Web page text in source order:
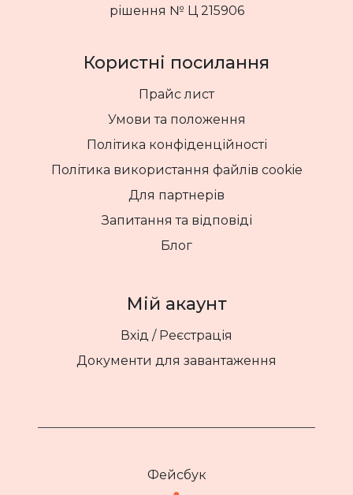
рішення № Ц 215906
Користні посилання
Прайс лист
Умови та положення
Політика конфіденційності
Політика використання файлів cookie
Для партнерів
Запитання та відповіді
Блог
Мій акаунт
Вхід / Реєстрація
Документи для завантаження
Фейсбук